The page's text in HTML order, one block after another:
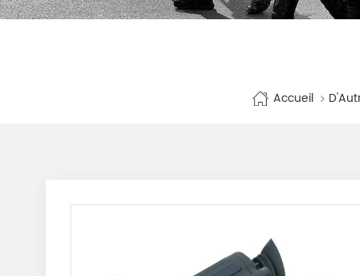
Accueil